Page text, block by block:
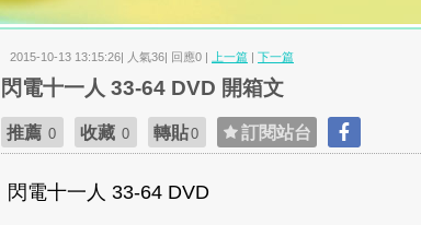
2015-10-13 13:15:26| 人氣36| 回應0 | 上一篇 | 下一篇
閃電十一人 33-64 DVD 開箱文
推薦 0 收藏 0 轉貼0 訂閱站台